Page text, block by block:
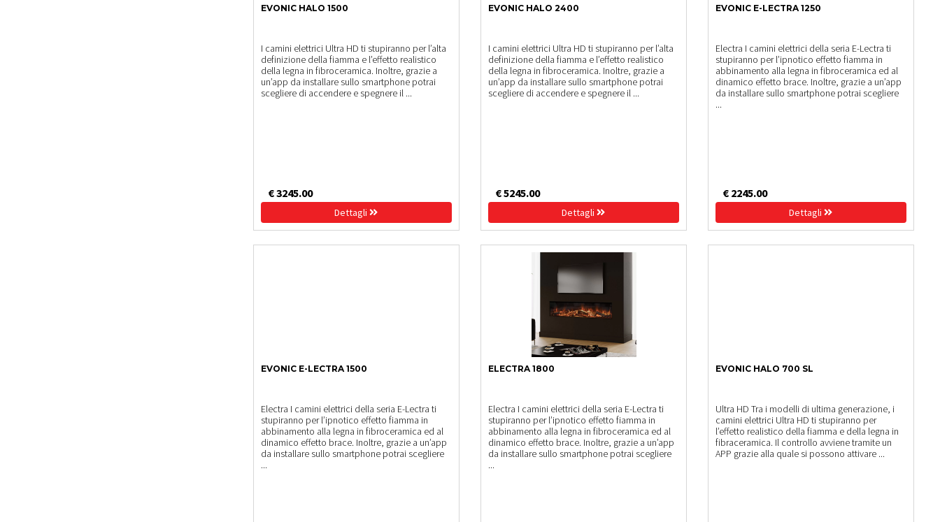
EVONIC HALO 1500
I camini elettrici Ultra HD ti stupiranno per l’alta
definizione della fiamma e l’effetto realistico
della legna in fibroceramica. Inoltre, grazie a
un’app da installare sullo smartphone potrai
scegliere di accendere e spegnere il ...
€ 3245.00
Dettagli
EVONIC HALO 2400
I camini elettrici Ultra HD ti stupiranno per l’alta
definizione della fiamma e l’effetto realistico
della legna in fibroceramica. Inoltre, grazie a
un’app da installare sullo smartphone potrai
scegliere di accendere e spegnere il ...
€ 5245.00
Dettagli
EVONIC E-LECTRA 1250
Electra I camini elettrici della seria E-Lectra ti
stupiranno per l’ipnotico effetto fiamma in
abbinamento alla legna in fibroceramica ed al
dinamico effetto brace. Inoltre, grazie a un’app
da installare sullo smartphone potrai scegliere
...
€ 2245.00
Dettagli
EVONIC E-LECTRA 1500
Electra I camini elettrici della seria E-Lectra ti
stupiranno per l’ipnotico effetto fiamma in
abbinamento alla legna in fibroceramica ed al
dinamico effetto brace. Inoltre, grazie a un’app
da installare sullo smartphone potrai scegliere
...
ELECTRA 1800
Electra I camini elettrici della seria E-Lectra ti
stupiranno per l’ipnotico effetto fiamma in
abbinamento alla legna in fibroceramica ed al
dinamico effetto brace. Inoltre, grazie a un’app
da installare sullo smartphone potrai scegliere
...
EVONIC HALO 700 SL
Ultra HD Tra i modelli di ultima generazione, i
camini elettrici Ultra HD ti stupiranno per
l’effetto realistico della fiamma e della legna in
fibraceramica. Il controllo avviene tramite un
APP grazie alla quale si possono attivare ...